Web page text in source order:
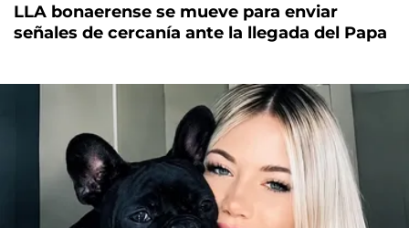
LLA bonaerense se mueve para enviar
señales de cercanía ante la llegada del Papa